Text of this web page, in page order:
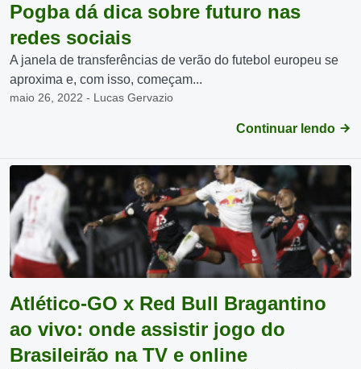
Pogba dá dica sobre futuro nas
redes sociais
A janela de transferências de verão do futebol europeu se
aproxima e, com isso, começam...
maio 26, 2022 - Lucas Gervazio
Continuar lendo
Atlético-GO x Red Bull Bragantino
ao vivo: onde assistir jogo do
Brasileirão na TV e online